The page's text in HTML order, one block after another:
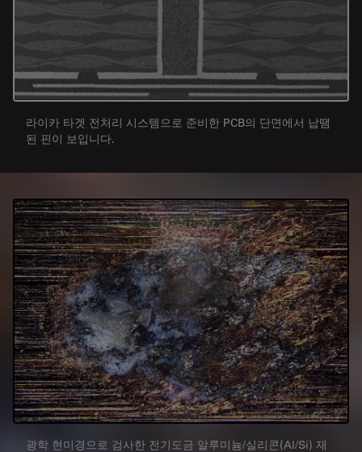
라이카 타겟 전처리 시스템으로 준비한 PCB의 단면에서 납땜
된 핀이 보입니다.
광학 현미경으로 검사한 전기도금 알루미늄/실리콘(Al/Si) 재